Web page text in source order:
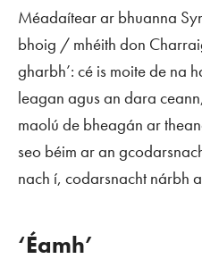
Méadaítear ar bhuanna
bhoig / mhéith don
gharbh’: cé is moite de na
leagan agus an dara
maolú de bheagán ar
seo béim ar an
nach í, codarsnacht nárbh
‘Éamh’